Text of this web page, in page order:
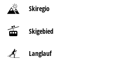
Skiregio
Skigebied
Langlauf